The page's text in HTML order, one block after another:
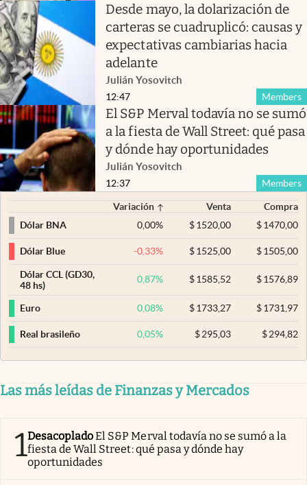
Desde mayo, la dolarización de
carteras se cuadruplicó: causas y
expectativas cambiarias hacia
adelante
Julián Yosovitch
Members
12:47
El S&P Merval todavía no se sumó
a la fiesta de Wall Street: qué pasa
y dónde hay oportunidades
Julián Yosovitch
Members
12:37
Variación Venta
Compra
Dólar BNA
0,00% $ 1520,00 $1470,00
Dólar Blue -0,33% $ 1525,00 $1505,00
Dólar CCL (GD30,
48 hs)
0,87% $ 1585,52 $1576,89
Euro 0,08% $ 1733,27 $1731,97
Real brasileño 0,05% $ 295,03 $294,82
Las más leídas de Finanzas y Mercados
1DesacopladoEl S&P Merval todavía no se sumó a la
fiesta de Wall Street: qué pasa y dónde hay
oportunidades